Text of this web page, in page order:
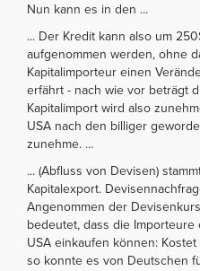
Nun kann es in den ...
... Der Kredit kann also um
aufgenommen werden, ohne
Kapitalimporteur einen
erfährt - nach wie vor beträgt
Kapitalimport wird also
USA nach den billiger
zunehme. ...
... (Abfluss von Devisen)
Kapitalexport.
Angenommen der
bedeutet, dass die
USA einkaufen können:
so konnte es von Deutschen